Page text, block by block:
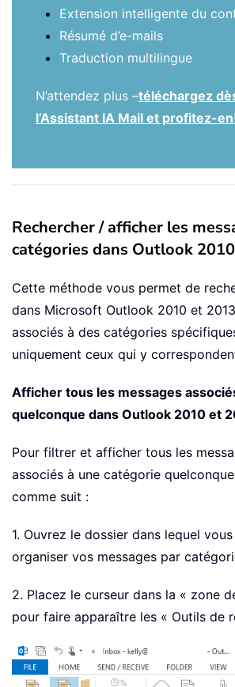
Extension intelligente du
Résumé d’e-mails
Traduction multilingue
N’attendez plus –téléchargez
l’Assistant IA Mail et profitez-en!
Rechercher / afficher les
catégories dans Outlook
Cette méthode vous permet de
dans Microsoft Outlook 2010 et
associés à des catégories
uniquement ceux qui y
Afficher tous les messages
quelconque dans Outlook 2010 et
Pour filtrer et afficher tous les
associés à une catégorie
comme suit :
1. Ouvrez le dossier dans lequel
organiser vos messages par
2. Placez le curseur dans la « zone
pour faire apparaître les « Outils de